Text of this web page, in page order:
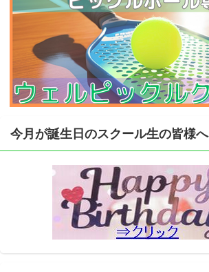
今月が誕生日のスクール生の皆様へ